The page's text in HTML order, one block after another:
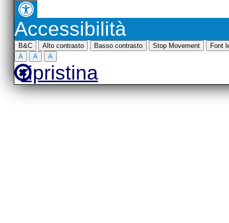
Accessibilità
B&C Alto contrasto Basso contrasto Stop Movement
Font
A
A A
ripristina